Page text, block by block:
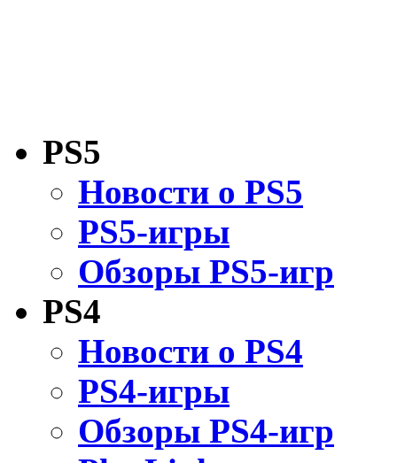
PS5
Новости о PS5
PS5-игры
Обзоры PS5-игр
PS4
Новости о PS4
PS4-игры
Обзоры PS4-игр